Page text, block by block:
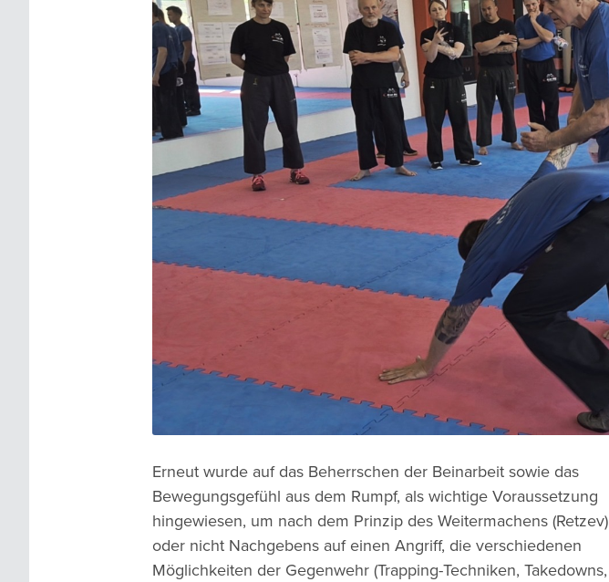
Erneut wurde auf das Beherrschen der Beinarbeit sowie das
Bewegungsgefühl aus dem Rumpf, als wichtige Voraussetzung
hingewiesen, um nach dem Prinzip des Weitermachens (Retzev)
oder nicht Nachgebens auf einen Angriff, die verschiedenen
Möglichkeiten der Gegenwehr (Trapping-Techniken, Takedowns,